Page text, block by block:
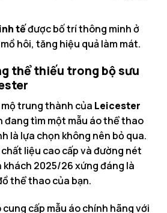
tếđược bố trí thông minh ở
hôi, tăng hiệu quả làm mát.
thể thiếu trong bộ sưu
trung thành của Leicester
đang tìm một mẫu áo thể thao
là lựa chọn không nên bỏ qua.
liệu cao cấp và đường nét
khách 2025/26 xứng đáng là
thể thao của bạn.
cấp mẫu áo chính hãng với